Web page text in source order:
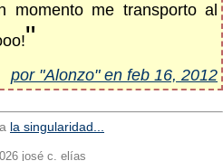
me transporto al
"
por "Alonzo" en feb 16, 2012
la singularidad...
josé c. elías